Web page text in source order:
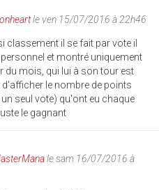
le ven 15/07/2016 à 22h46
classement il se fait par vote il
et montré uniquement
du mois, qui lui à son tour est
d'afficher le nombre de points
seul vote) qu'ont eu chaque
le gagnant
le sam 16/07/2016 à